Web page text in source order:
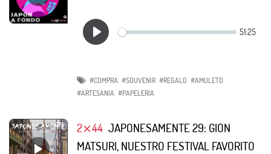
#COMPRA #SOUVENIR #REGALO #AMULETO
#ARTESANIA #PAPELERIA
2⨯44 JAPONESAMENTE 29: GION
MATSURI, NUESTRO FESTIVAL FAVORITO